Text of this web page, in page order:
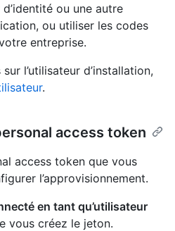
ou une autre
ou utiliser les codes
entreprise.
l’utilisateur d’installation,
.
access token
access token que vous
l’approvisionnement.
en tant qu’utilisateur
vous créez le jeton.